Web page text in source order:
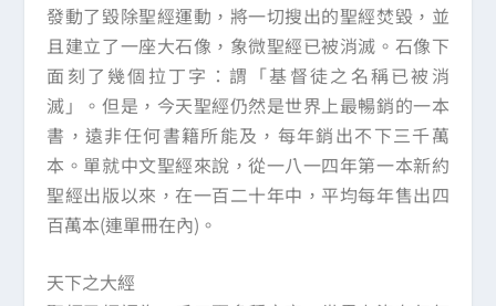
發動了毀除聖經運動，將一切搜出的聖經焚毀，並
且建立了一座大石像，象微聖經已被消滅。石像下
面刻了幾個拉丁字：謂「基督徒之名稱已被消
滅」。但是，今天聖經仍然是世界上最暢銷的一本
書，遠非任何書籍所能及，每年銷出不下三千萬
本。單就中文聖經來說，從一八一四年第一本新約
聖經出版以來，在一百二十年中，平均每年售出四
百萬本(連單冊在內)。
天下之大經